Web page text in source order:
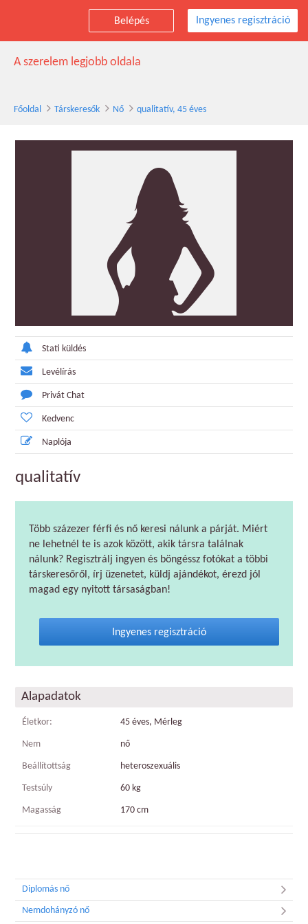
Belépés Ingyenes regisztráció
qualitatív társkereső nő, 45 éves
A szerelem legjobb oldala
Főoldal Társkeresők Nő qualitatív, 45 éves
Stati küldés
Levélírás
Privát Chat
Kedvenc
Naplója
qualitatív
Több százezer férfi és nő keresi nálunk a párját. Miért
ne lehetnél te is azok között, akik társra találnak
nálunk? Regisztrálj ingyen és böngéssz fotókat a többi
társkeresőről, írj üzenetet, küldj ajándékot, érezd jól
magad egy nyitott társaságban!
Ingyenes regisztráció
Alapadatok
Életkor: 45 éves, Mérleg
Nem nő
Beállítottság heteroszexuális
Testsúly 60 kg
Magasság 170 cm
Diplomás nő
Nemdohányzó nő